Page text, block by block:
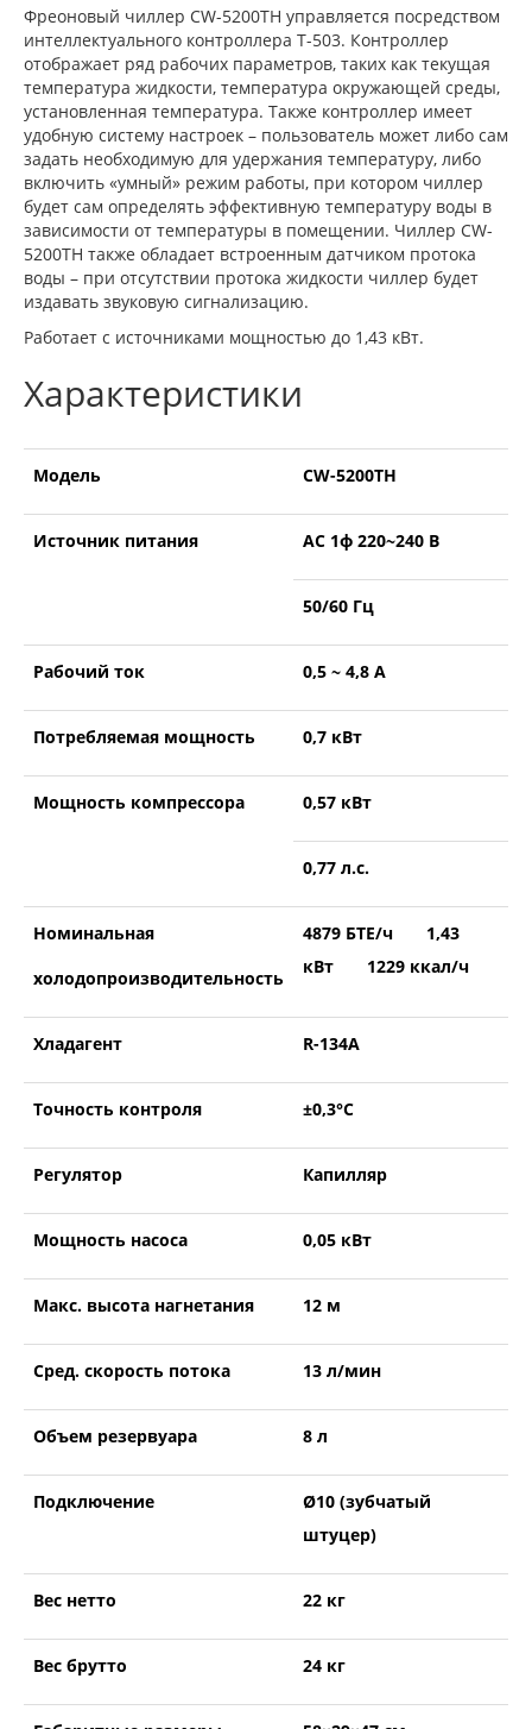
Фреоновый чиллер CW-5200TH управляется посредством
интеллектуального контроллера T-503. Контроллер
отображает ряд рабочих параметров, таких как текущая
температура жидкости, температура окружающей среды,
установленная температура. Также контроллер имеет
удобную систему настроек – пользователь может либо сам
задать необходимую для удержания температуру, либо
включить «умный» режим работы, при котором чиллер
будет сам определять эффективную температуру воды в
зависимости от температуры в помещении. Чиллер CW-
5200TH также обладает встроенным датчиком протока
воды – при отсутствии протока жидкости чиллер будет
издавать звуковую сигнализацию.
Работает с источниками мощностью до 1,43 кВт.
Характеристики
Модель CW-5200TH
Источник питания АС 1ф 220~240 В
50/60 Гц
Рабочий ток 0,5 ~ 4,8 А
Потребляемая мощность 0,7 кВт
Мощность компрессора 0,57 кВт
0,77 л.с.
Номинальная
холодопроизводительность
4879 БТЕ/ч 1,43
кВт 1229 ккал/ч
Хладагент R-134А
Точность контроля ±0,3°С
Регулятор Капилляр
Мощность насоса 0,05 кВт
Макс. высота нагнетания 12 м
Сред. скорость потока 13 л/мин
Объем резервуара 8 л
Подключение
Ø10 (зубчатый
штуцер)
Вес нетто 22 кг
Вес брутто 24 кг